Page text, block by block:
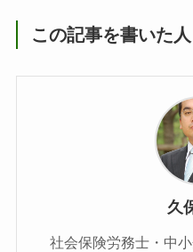
この記事を書いた人
久
社会保険労務士・中